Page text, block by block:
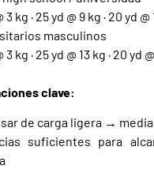
3 kg · 25 yd @ 9 kg · 20 yd @
masculinos
3 kg · 25 yd @ 13 kg · 20 yd
clave:
de carga ligera →
suficientes para